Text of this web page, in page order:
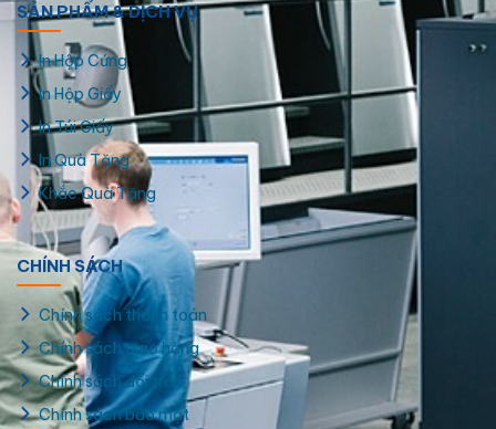
SẢN PHẨM & DỊCH VỤ
In Hộp Cứng
In Hộp Giấy
In Túi Giấy
In Quà Tặng
Khắc Quà Tặng
CHÍNH SÁCH
Chính sách thanh toán
Chính sách giao hàng
Chính sách đổi trả
Chính sách bảo mật